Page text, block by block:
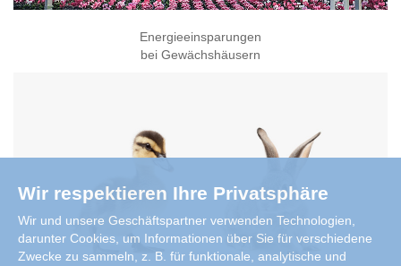
Energieeinsparungen
bei Gewächshäusern
Wir respektieren Ihre Privatsphäre
Wir und unsere Geschäftspartner verwenden Technologien,
darunter Cookies, um Informationen über Sie für verschiedene
Zwecke zu sammeln, z. B. für funktionale, analytische und